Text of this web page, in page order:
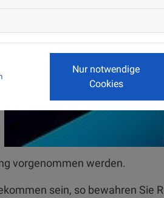
vorgenommen werden.
sein, so bewahren Sie
Nur notwendige
Cookies